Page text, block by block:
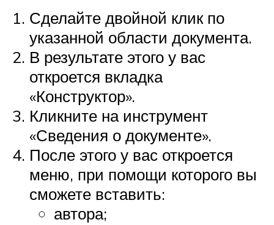
Сделайте двойной клик по
указанной области документа.
В результате этого у вас
откроется вкладка
«Конструктор».
Кликните на инструмент
«Сведения о документе».
После этого у вас откроется
меню, при помощи которого вы
сможете вставить:
автора;